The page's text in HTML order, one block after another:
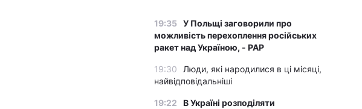
19:35 У Польщі заговорили про
можливість перехоплення російських
ракет над Україною, - PAP
19:30
Люди, які народилися в ці місяці,
найвідповідальніші
19:22
В Україні розподіляти